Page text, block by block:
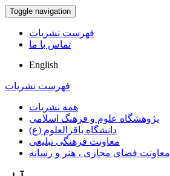
Toggle navigation
فهرست نشریات
تماس با ما
English
فهرست نشریات
همه نشریات
پژوهشگاه علوم و فرهنگ اسلامی
دانشگاه باقرالعلوم (ع)
معاونت فرهنگی تبلیغی
معاونت فضای مجازی ، هنر و رسانه